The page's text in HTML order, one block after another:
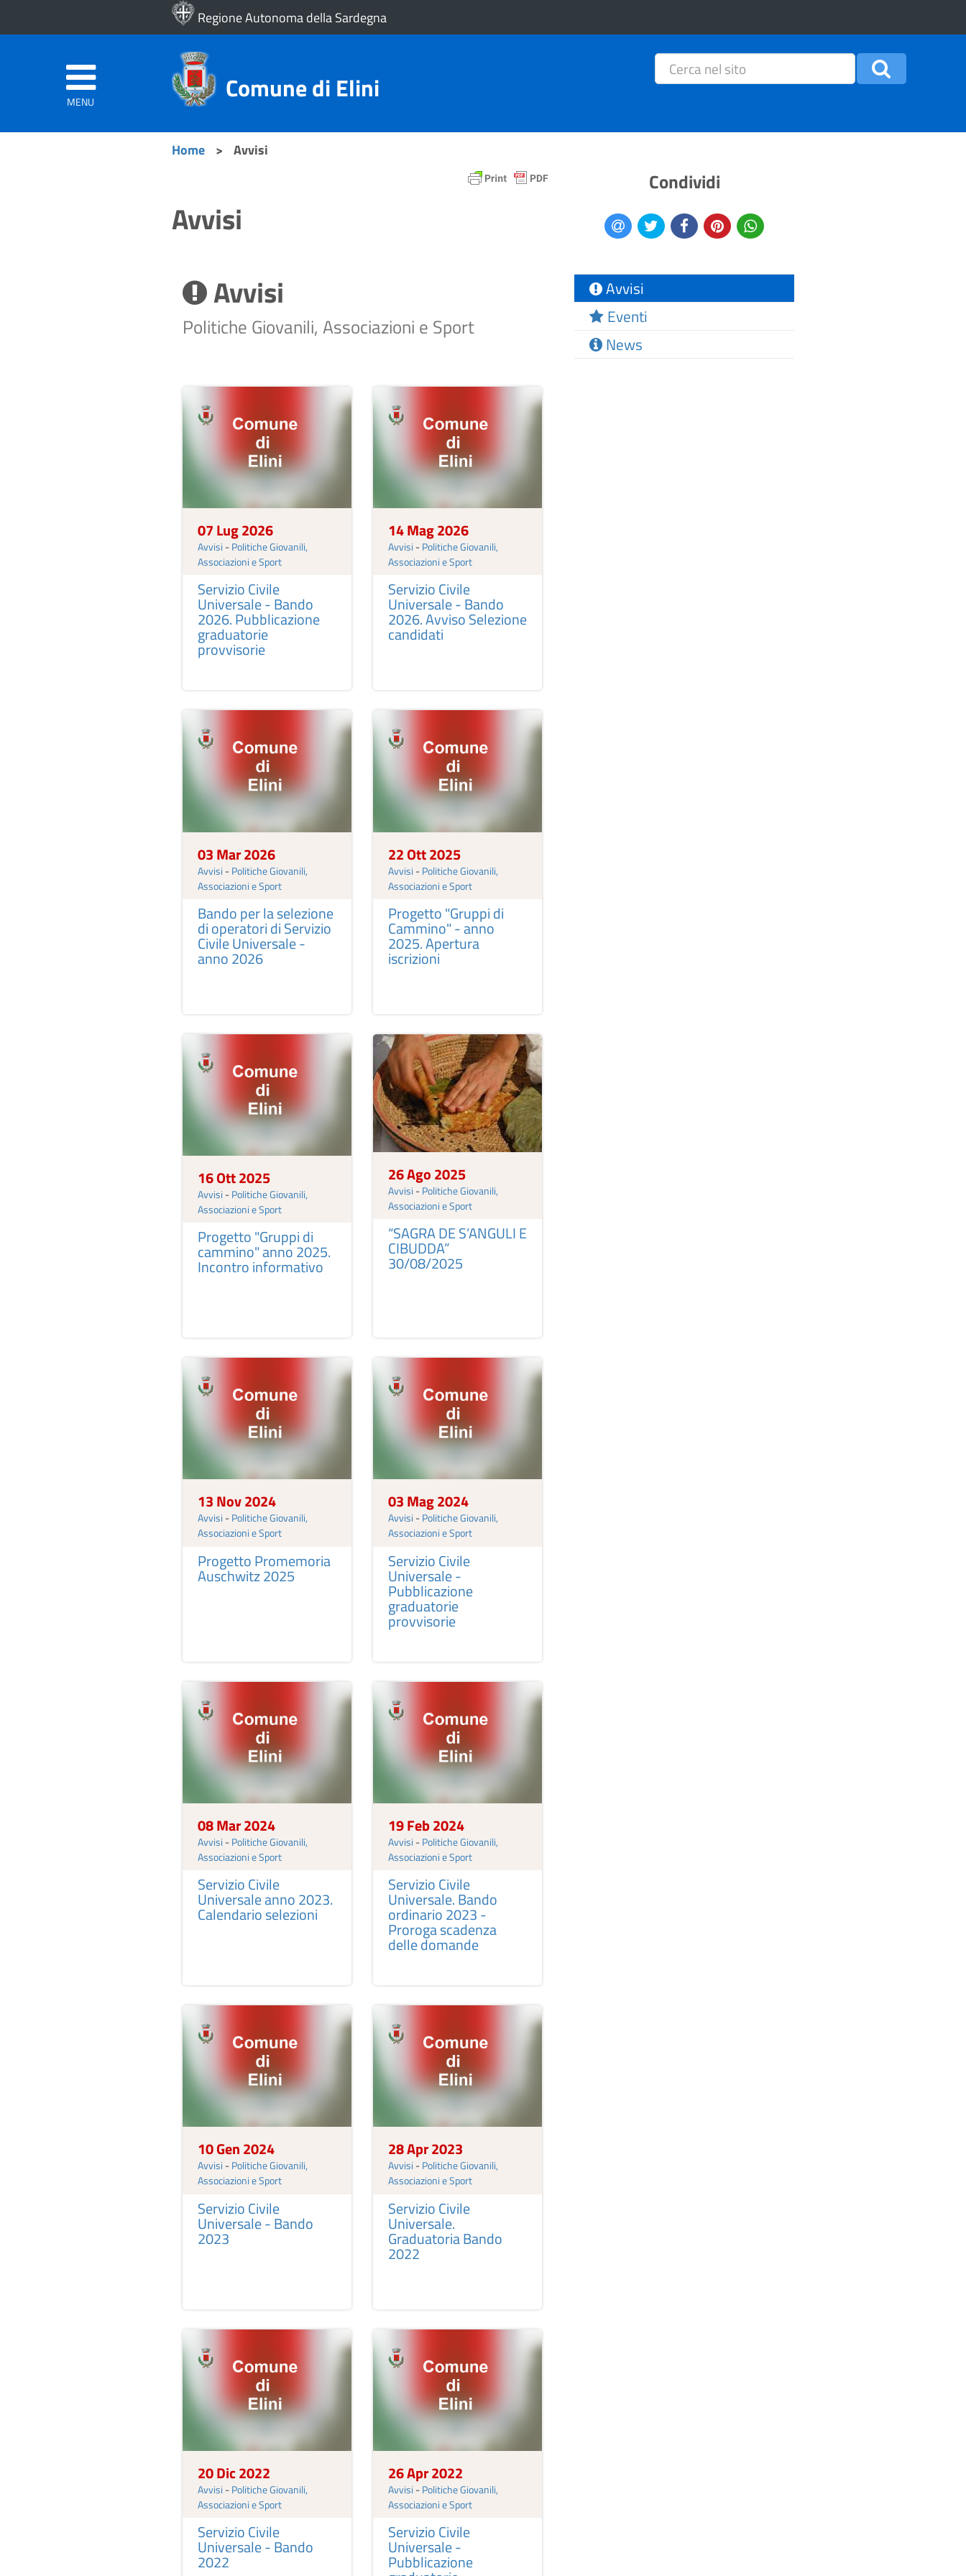
Regione Autonoma della Sardegna
MENU Comune di Elini
Home > Avvisi
Avvisi
Avvisi
Politiche Giovanili, Associazioni e Sport
07 Lug 2026
Avvisi - Politiche Giovanili,
Associazioni e Sport
Servizio Civile
Universale - Bando
2026. Pubblicazione
graduatorie
provvisorie
14 Mag 2026
Avvisi - Politiche Giovanili,
Associazioni e Sport
Servizio Civile
Universale - Bando
2026. Avviso Selezione
candidati
03 Mar 2026
Avvisi - Politiche Giovanili,
Associazioni e Sport
Bando per la selezione
di operatori di Servizio
Civile Universale -
anno 2026
22 Ott 2025
Avvisi - Politiche Giovanili,
Associazioni e Sport
Progetto "Gruppi di
Cammino" - anno
2025. Apertura
iscrizioni
16 Ott 2025
Avvisi - Politiche Giovanili,
Associazioni e Sport
Progetto "Gruppi di
cammino" anno 2025.
Incontro informativo
26 Ago 2025
Avvisi - Politiche Giovanili,
Associazioni e Sport
“SAGRA DE S’ANGULI E
CIBUDDA”
30/08/2025
13 Nov 2024
Avvisi - Politiche Giovanili,
Associazioni e Sport
Progetto Promemoria
Auschwitz 2025
03 Mag 2024
Avvisi - Politiche Giovanili,
Associazioni e Sport
Servizio Civile
Universale -
Pubblicazione
graduatorie
provvisorie
08 Mar 2024
Avvisi - Politiche Giovanili,
Associazioni e Sport
Servizio Civile
Universale anno 2023.
Calendario selezioni
19 Feb 2024
Avvisi - Politiche Giovanili,
Associazioni e Sport
Servizio Civile
Universale. Bando
ordinario 2023 -
Proroga scadenza
delle domande
10 Gen 2024
Avvisi - Politiche Giovanili,
Associazioni e Sport
Servizio Civile
Universale - Bando
2023
28 Apr 2023
Avvisi - Politiche Giovanili,
Associazioni e Sport
Servizio Civile
Universale.
Graduatoria Bando
2022
20 Dic 2022
Avvisi - Politiche Giovanili,
Associazioni e Sport
Servizio Civile
Universale - Bando
2022
26 Apr 2022
Avvisi - Politiche Giovanili,
Associazioni e Sport
Servizio Civile
Universale -
Pubblicazione
Condividi
Avvisi
Eventi
News